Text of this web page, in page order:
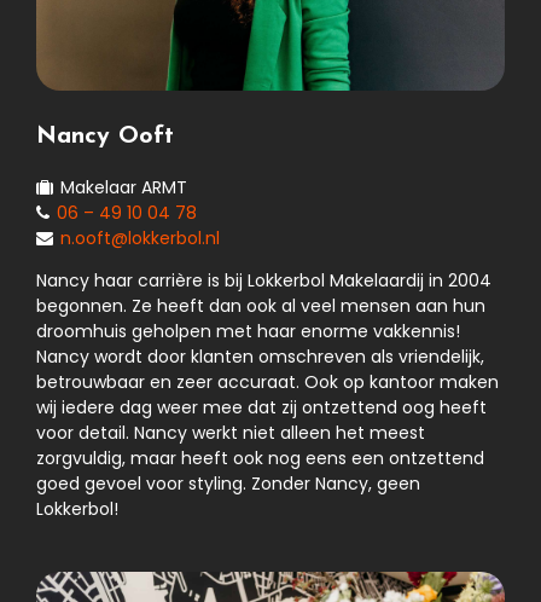
Nancy Ooft
Makelaar ARMT
06 – 49 10 04 78
n.ooft@lokkerbol.nl
Nancy haar carrière is bij Lokkerbol Makelaardij in 2004
begonnen. Ze heeft dan ook al veel mensen aan hun
droomhuis geholpen met haar enorme vakkennis!
Nancy wordt door klanten omschreven als vriendelijk,
betrouwbaar en zeer accuraat. Ook op kantoor maken
wij iedere dag weer mee dat zij ontzettend oog heeft
voor detail. Nancy werkt niet alleen het meest
zorgvuldig, maar heeft ook nog eens een ontzettend
goed gevoel voor styling. Zonder Nancy, geen
Lokkerbol!